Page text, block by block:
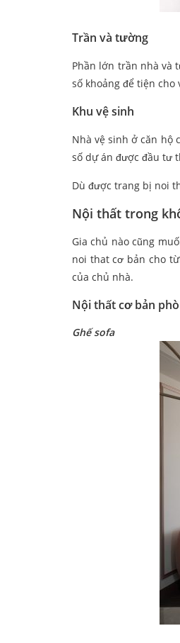
Trần và tường
Phần lớn trần nhà và
số khoảng để tiện cho
Khu vệ sinh
Nhà vệ sinh ở căn hộ
số dự án được đầu tư
Dù được trang bị noi
Nội thất trong
Gia chủ nào cũng
noi that cơ bản cho
của chủ nhà.
Nội thất cơ bản
Ghế sofa